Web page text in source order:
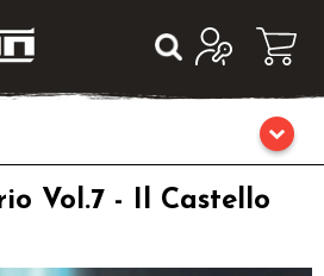
Vol.7 - Il Castello